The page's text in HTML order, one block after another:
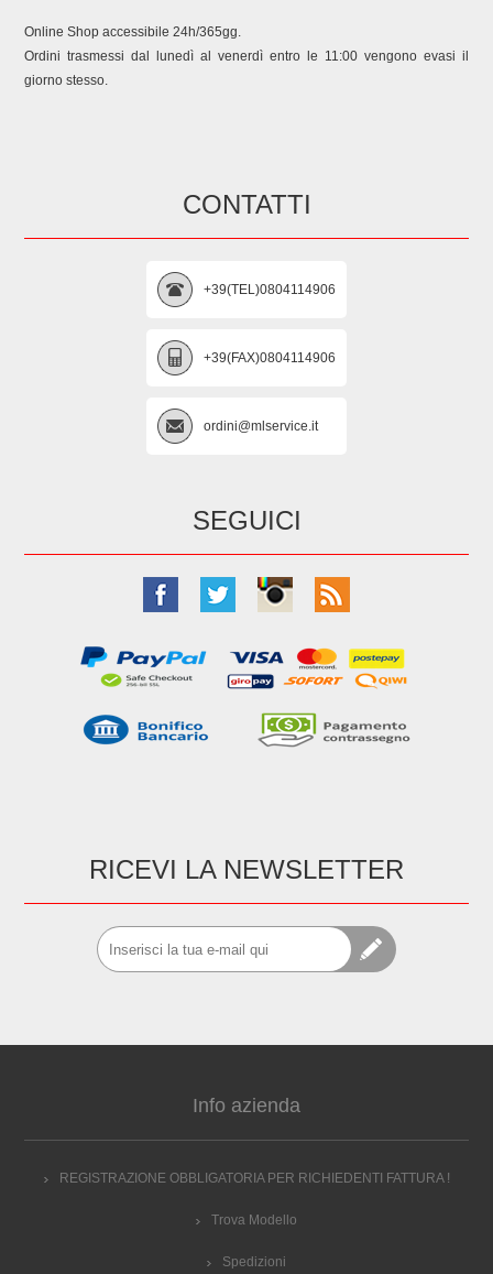
Online Shop accessibile 24h/365gg.
Ordini trasmessi dal lunedì al venerdì entro le 11:00 vengono evasi il
giorno stesso.
CONTATTI
+39(TEL)0804114906
+39(FAX)0804114906
ordini@mlservice.it
SEGUICI
RICEVI LA NEWSLETTER
Info azienda
REGISTRAZIONE OBBLIGATORIA PER RICHIEDENTI FATTURA !
Trova Modello
Spedizioni